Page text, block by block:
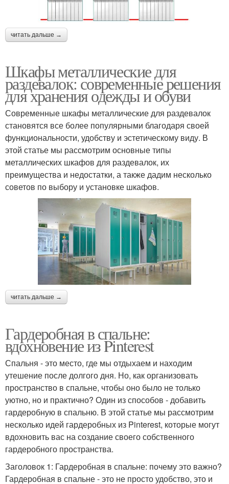
читать дальше →
Шкафы металлические для
раздевалок: современные решения
для хранения одежды и обуви
Современные шкафы металлические для раздевалок
становятся все более популярными благодаря своей
функциональности, удобству и эстетическому виду. В
этой статье мы рассмотрим основные типы
металлических шкафов для раздевалок, их
преимущества и недостатки, а также дадим несколько
советов по выбору и установке шкафов.
читать дальше →
Гардеробная в спальне:
вдохновение из Pinterest
Спальня - это место, где мы отдыхаем и находим
утешение после долгого дня. Но, как организовать
пространство в спальне, чтобы оно было не только
уютно, но и практично? Один из способов - добавить
гардеробную в спальню. В этой статье мы рассмотрим
несколько идей гардеробных из Pinterest, которые могут
вдохновить вас на создание своего собственного
гардеробного пространства.
Заголовок 1: Гардеробная в спальне: почему это важно?
Гардеробная в спальне - это не просто удобство, это и